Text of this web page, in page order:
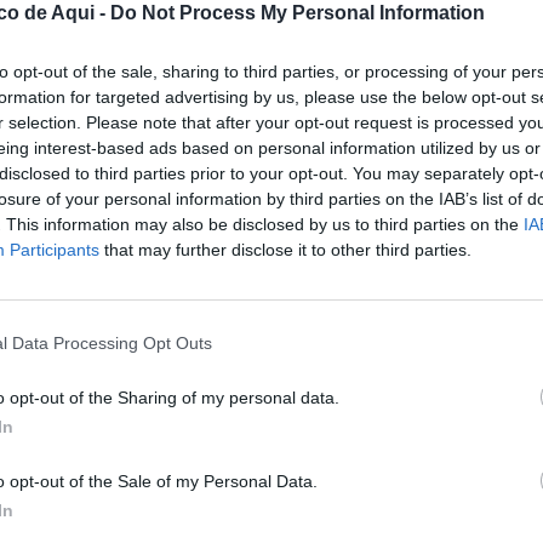
de Aqui - Do Not Process My Personal Information
opt-out of the sale, sharing to third parties, or processing of your
for targeted advertising by us, please use the below opt-out
selection. Please note that after your opt-out request is processed
interest-based ads based on personal information utilized by us
to third parties prior to your opt-out. You may separately
of your personal information by third parties on the IAB’s list of
This information may also be disclosed by us to third parties on the
Participants that may further disclose it to other third parties.
Data Processing Opt Outs
opt-out of the Sharing of my personal data.
opt-out of the Sale of my Personal Data.
posponerlos. Pero esa respuesta no fue
autonómico, Carlos Mazón, presidente de
político. ¿Era él el único
dimisión desde entonces. La pregunta
representa la máxima autoridad
su obligación es liderar, coordinar y
explicaciones sobre la rapidez de sus
Ahora bien, cargar sobre él toda la
interesado. La
en varios niveles
a la cabeza, tampoco estuvo a la altura.
suficientes. En situaciones así, la
recursos estatales no es opcional: es
LO